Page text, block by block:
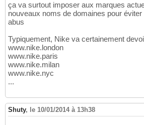
ça va surtout imposer aux marques
nouveaux noms de domaines pour
abus
Typiquement, Nike va certainement
www.nike.london
www.nike.paris
www.nike.milan
www.nike.nyc
...
Shuty, le 10/01/2014 à 13h38